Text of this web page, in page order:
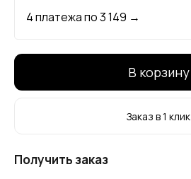
4 платежа по3 149 →
В корзину
Заказ в 1 клик
Получить заказ